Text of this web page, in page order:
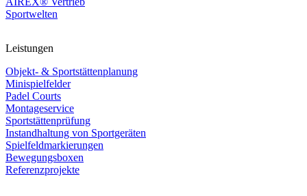
Sportwelten
Leistungen
Objekt- & Sportstättenplanung
Minispielfelder
Padel Courts
Montageservice
Sportstättenprüfung
Instandhaltung von Sportgeräten
Spielfeldmarkierungen
Bewegungsboxen
Referenzprojekte